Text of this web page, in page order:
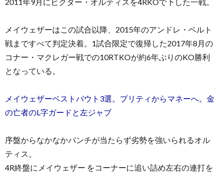
2011年9月にビクター・オルティスを4RKOで下した一戦。
メイウェザーはこの試合以降、2015年のアンドレ・ベルト
戦まですべて判定決着。1試合限定で復帰した2017年8月の
コナー・マクレガー戦での10RTKOが約6年ぶりのKO勝利
となっている。
メイウェザーベストバウト3選。プリティからマネーへ。金
の亡者のL字ガードと左ジャブ
序盤からなかなかパンチが当たらず劣勢を強いられるオル
ティス。
4R終盤にメイウェザー をコーナーに追い詰め左右の連打を